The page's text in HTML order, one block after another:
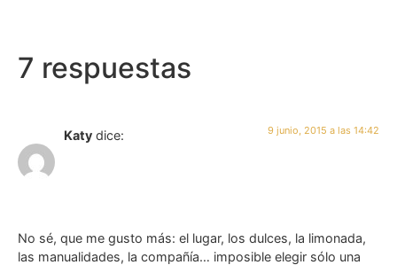
7 respuestas
Katy dice: 9 junio, 2015 a las 14:42
No sé, que me gusto más: el lugar, los dulces, la limonada,
las manualidades, la compañía… imposible elegir sólo una